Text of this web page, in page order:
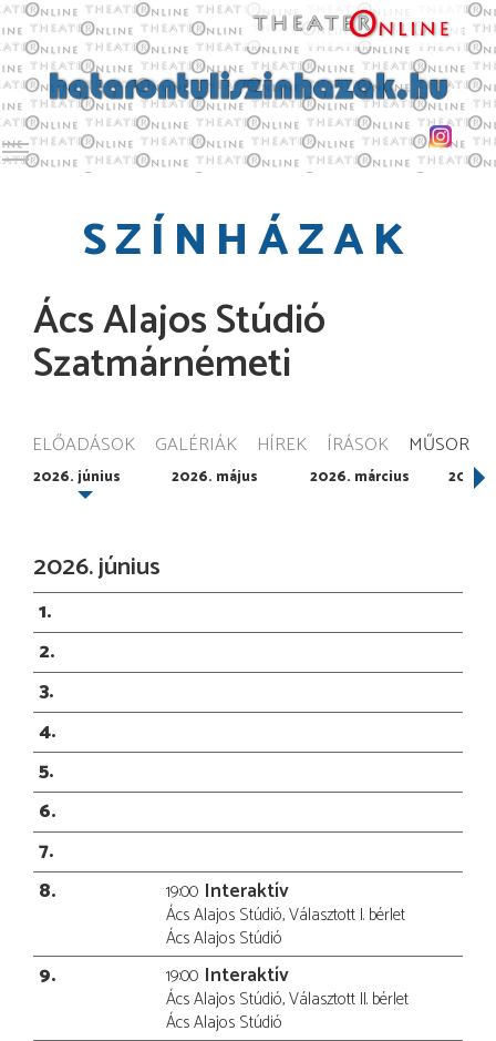
Toggle main menu visibility
SZÍNHÁZAK
Ács Alajos Stúdió
Szatmárnémeti
ELŐADÁSOK GALÉRIÁK HÍREK ÍRÁSOK MŰSOR
2026. június 2026. május 2026. március 2026.
2026. június
1
2
3
4
5
6
7
8
19:00 Interaktív
Ács Alajos Stúdió, Választott I. bérlet
Ács Alajos Stúdió
9 19:00 Interaktív
Ács Alajos Stúdió, Választott II. bérlet
Ács Alajos Stúdió